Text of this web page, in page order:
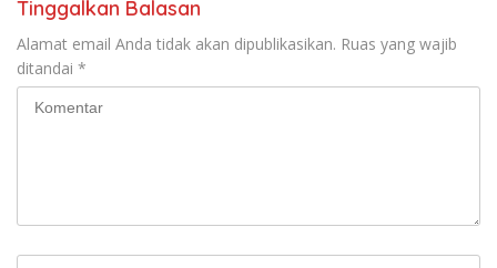
Tinggalkan Balasan
Alamat email Anda tidak akan dipublikasikan. Ruas yang wajib
ditandai *